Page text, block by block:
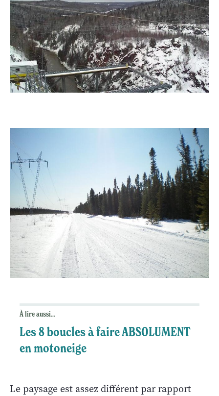
À lire aussi...
Les 8 boucles à faire ABSOLUMENT
en motoneige
Le paysage est assez différent par rapport